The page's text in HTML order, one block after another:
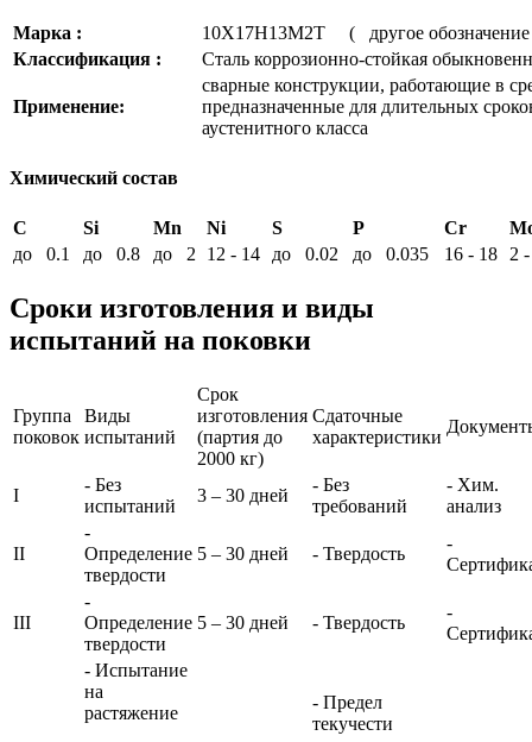
Марка :
10Х17Н13М2Т ( другое
Классификация :
Сталь коррозионно-стойкая
Применение:
сварные конструкции, работающие в
предназначенные для длительных
аустенитного класса
Химический состав
C Si Mn Ni S P Cr
до 0.1
до 0.8 до 2 12 - 14 до 0.02 до 0.035 16 - 18 2
Сроки изготовления и виды
испытаний на поковки
Группа
поковок
Виды
испытаний
Срок
изготовления
(партия до
2000 кг)
Сдаточные
характеристики
I
- Без
испытаний
3 – 30 дней
- Без
требований
- Хим.
анализ
II
-
Определение
твердости
5 – 30 дней - Твердость
-
III
-
Определение
твердости
5 – 30 дней - Твердость
-
- Испытание
на
растяжение
- Предел
текучести